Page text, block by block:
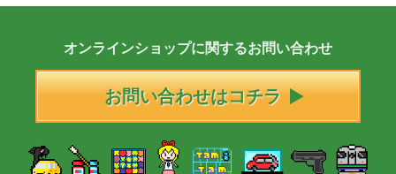
オンラインショップに関するお問い合わせ
お問い合わせはコチラ